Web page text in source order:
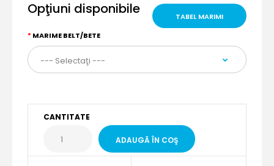
TABEL MARIMI
Opţiuni disponibile
MARIME BELT/BETE
CANTITATE